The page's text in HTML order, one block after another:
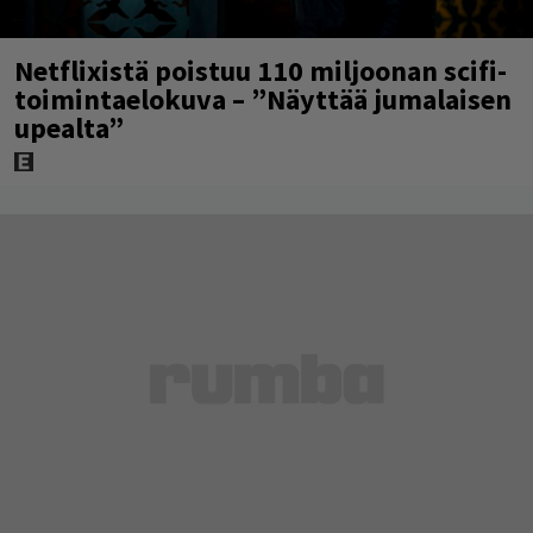
Netflixistä poistuu 110 miljoonan scifi-
toimintaelokuva – ”Näyttää jumalaisen
upealta”